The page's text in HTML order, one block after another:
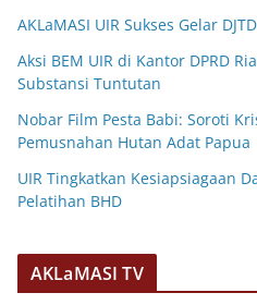
AKLaMASI UIR Sukses Gelar
Aksi BEM UIR di Kantor DPRD
Substansi Tuntutan
Nobar Film Pesta Babi: Soroti
Pemusnahan Hutan Adat Papua
UIR Tingkatkan Kesiapsiagaan
Pelatihan BHD
AKLaMASI TV